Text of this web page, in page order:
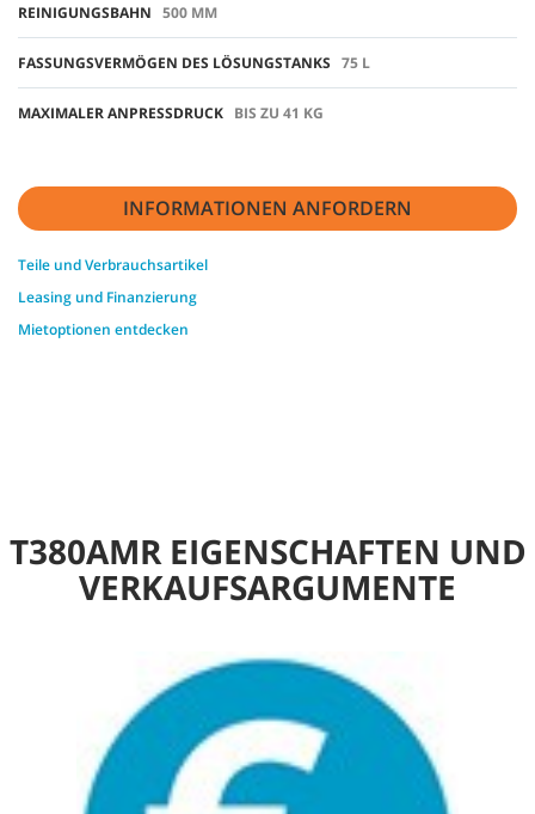
REINIGUNGSBAHN 500 MM
FASSUNGSVERMÖGEN DES LÖSUNGSTANKS 75 L
MAXIMALER ANPRESSDRUCK BIS ZU 41 KG
INFORMATIONEN ANFORDERN
Teile und Verbrauchsartikel
Leasing und Finanzierung
Mietoptionen entdecken
T380AMR EIGENSCHAFTEN UND
VERKAUFSARGUMENTE